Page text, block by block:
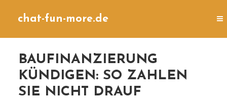
chat-fun-more.de
BAUFINANZIERUNG
KÜNDIGEN: SO ZAHLEN
SIE NICHT DRAUF